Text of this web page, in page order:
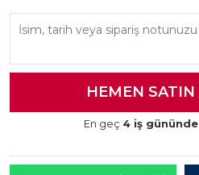
En geç 4 iş gününde